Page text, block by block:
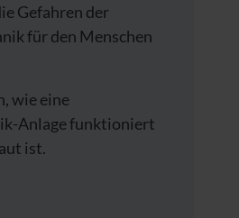
Gefahren der
für den Menschen
wie eine
Anlage funktioniert
ist.